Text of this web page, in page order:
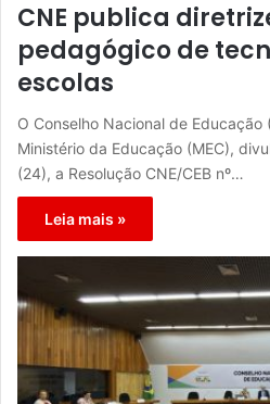
CNE publica
pedagógico de
escolas
O Conselho Nacional de Educação
Ministério da Educação (MEC),
(24), a Resolução CNE/CEB nº…
Leia mais »